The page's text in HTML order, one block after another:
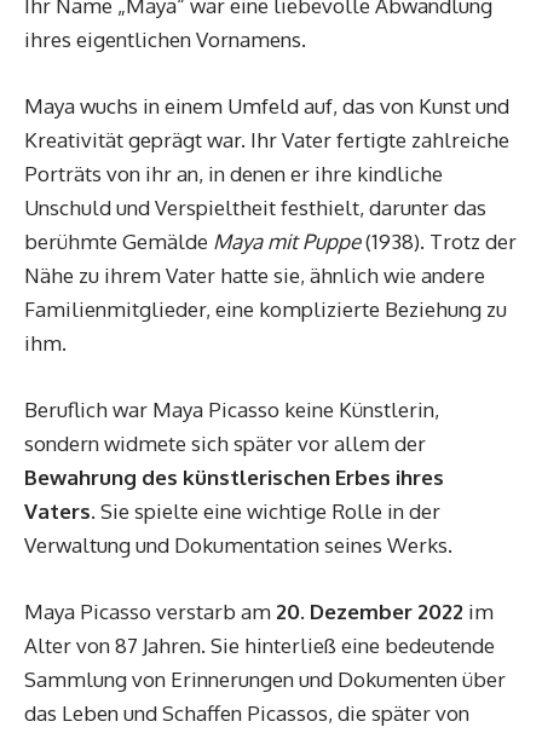
Ihr Name „Maya“ war eine liebevolle Abwandlung
ihres eigentlichen Vornamens.
Maya wuchs in einem Umfeld auf, das von Kunst und
Kreativität geprägt war. Ihr Vater fertigte zahlreiche
Porträts von ihr an, in denen er ihre kindliche
Unschuld und Verspieltheit festhielt, darunter das
berühmte Gemälde Maya mit Puppe(1938). Trotz der
Nähe zu ihrem Vater hatte sie, ähnlich wie andere
Familienmitglieder, eine komplizierte Beziehung zu
ihm.
Beruflich war Maya Picasso keine Künstlerin,
sondern widmete sich später vor allem der
Bewahrung des künstlerischen Erbes ihres
Vaters. Sie spielte eine wichtige Rolle in der
Verwaltung und Dokumentation seines Werks.
Maya Picasso verstarb am 20. Dezember 2022 im
Alter von 87 Jahren. Sie hinterließ eine bedeutende
Sammlung von Erinnerungen und Dokumenten über
das Leben und Schaffen Picassos, die später von